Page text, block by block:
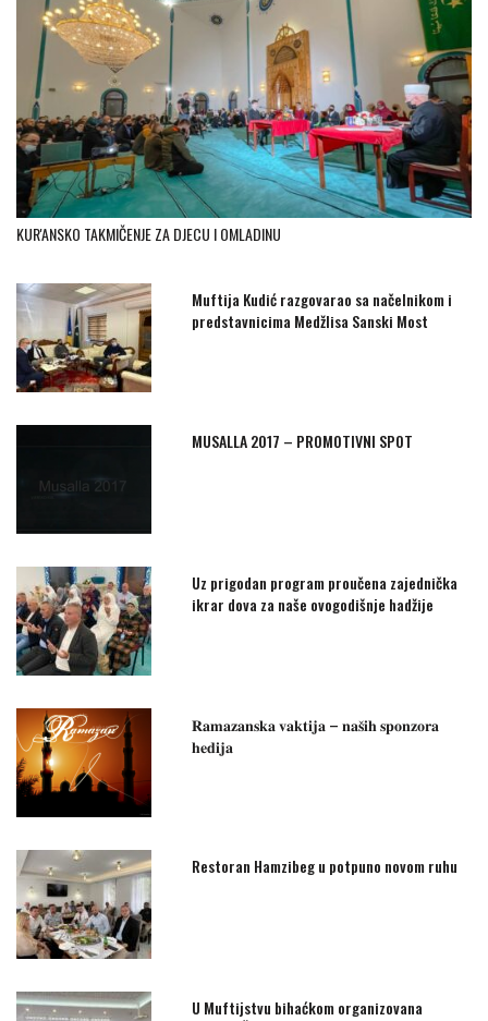
KUR'ANSKO TAKMIČENJE ZA DJECU I OMLADINU
Muftija Kudić razgovarao sa načelnikom i
predstavnicima Medžlisa Sanski Most
MUSALLA 2017 – PROMOTIVNI SPOT
Uz prigodan program proučena zajednička
ikrar dova za naše ovogodišnje hadžije
𝐑𝐚𝐦𝐚𝐳𝐚𝐧𝐬𝐤𝐚 𝐯𝐚𝐤𝐭𝐢𝐣𝐚 – 𝐧𝐚𝐬̌𝐢𝐡 𝐬𝐩𝐨𝐧𝐳𝐨𝐫𝐚
𝐡𝐞𝐝𝐢𝐣𝐚
Restoran Hamzibeg u potpuno novom ruhu
U Muftijstvu bihaćkom organizovana